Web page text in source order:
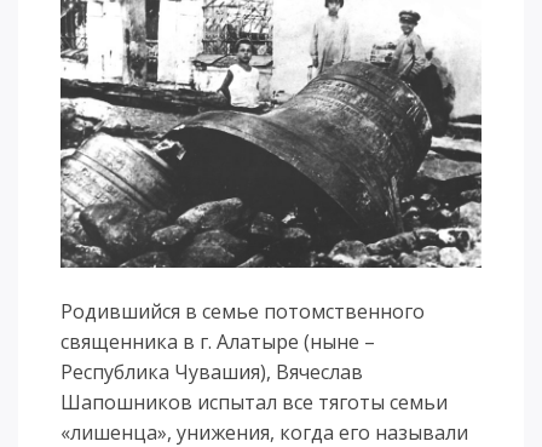
Родившийся в семье потомственного
священника в г. Алатыре (ныне –
Республика Чувашия), Вячеслав
Шапошников испытал все тяготы семьи
«лишенца», унижения, когда его называли